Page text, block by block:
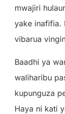
mwajiri
yake inafifia.
vibarua
Baadhi ya
waliharibu
kupunguza
Haya ni kati